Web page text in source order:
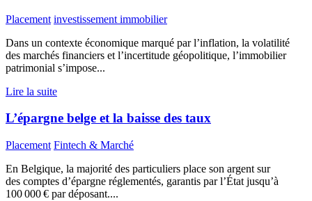
Placement investissement immobilier
Dans un contexte économique marqué par l’inflation, la volatilité
des marchés financiers et l’incertitude géopolitique, l’immobilier
patrimonial s’impose...
Lire la suite
L’épargne belge et la baisse des taux
Placement Fintech & Marché
En Belgique, la majorité des particuliers place son argent sur
des comptes d’épargne réglementés, garantis par l’État jusqu’à
100 000 € par déposant....